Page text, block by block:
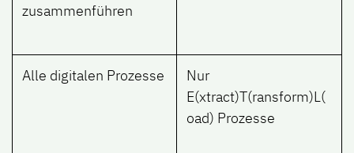
zusammenführen
Alle digitalen Prozesse
Nur
E(xtract)T(ransform)L(
oad) Prozesse